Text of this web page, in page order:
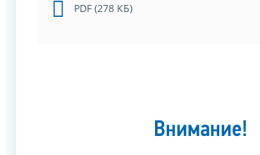
PDF (278 КБ)
Внимание!